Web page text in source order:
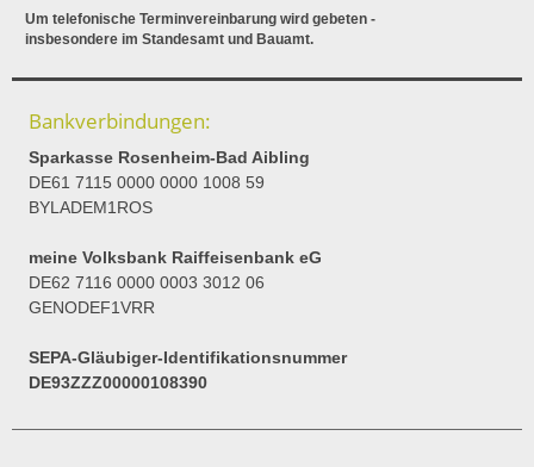
Um telefonische Terminvereinbarung wird gebeten -
insbesondere im Standesamt und Bauamt.
Bankverbindungen:
Sparkasse Rosenheim-Bad Aibling
DE61 7115 0000 0000 1008 59
BYLADEM1ROS
meine Volksbank Raiffeisenbank eG
DE62 7116 0000 0003 3012 06
GENODEF1VRR
SEPA-Gläubiger-Identifikationsnummer
DE93ZZZ00000108390